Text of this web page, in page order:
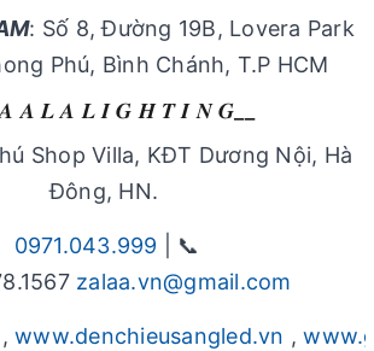
: Số 8, Đường 19B, Lovera Park
Phú, Bình Chánh, T.P HCM
𝑨 𝑨 𝑳 𝑨 𝑳 𝑰 𝑮 𝑯 𝑻 𝑰 𝑵 𝑮__
Shop Villa, KĐT Dương Nội, Hà
Đông, HN.
0971.043.999 | 📞
zalaa.vn@gmail.com
, www.denchieusangled.vn ,